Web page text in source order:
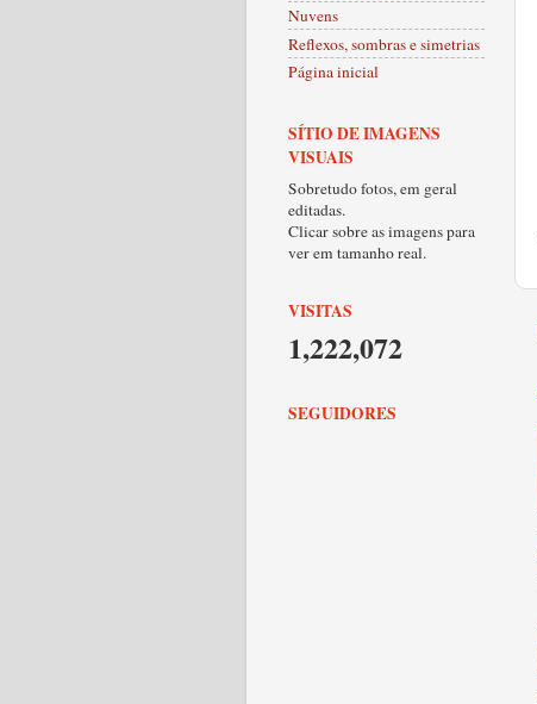
Nuvens
Reflexos, sombras e simetrias
Página inicial
SÍTIO DE IMAGENS
VISUAIS
Sobretudo fotos, em geral
editadas.
Clicar sobre as imagens para
ver em tamanho real.
VISITAS
1,222,072
SEGUIDORES